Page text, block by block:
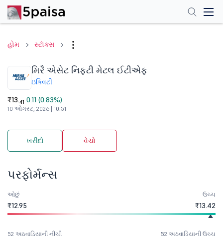
હોમ સ્ટૉક્સ
મિરૈ એસેટ નિફ્ટી મેટલ ઈટીએફ
ઇક્વિટી
₹13.41 0.11 (0.83%)
10 ઓગસ્ટ, 2026 | 10:51
ખરીદો વેચો
પરફોર્મન્સ
ઓછું
₹12.95
ઉચ્ચ
₹13.42
52 અઠવાડિયાની નીચી 52 અઠવાડિયાની ઉચ્ચ